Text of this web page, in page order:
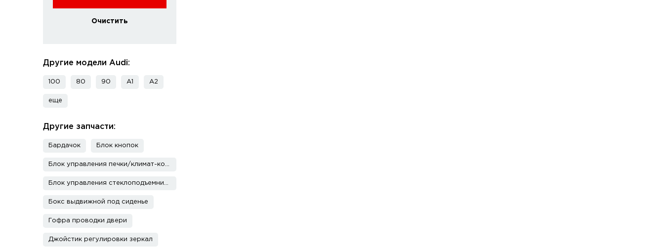
Очистить
Другие модели Audi:
100 80 90 A1 A2
еще
Другие запчасти:
Бардачок Блок кнопок
Бокс выдвижной под сиденье
Гофра проводки двери
Джойстик регулировки зеркал